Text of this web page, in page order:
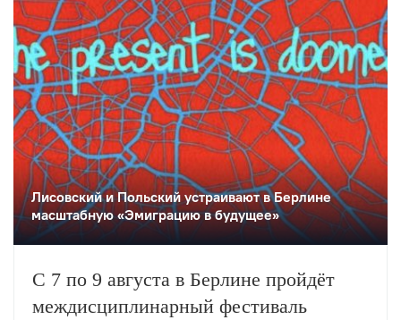
Лисовский и Польский устраивают в Берлине
масштабную «Эмиграцию в будущее»
С 7 по 9 августа в Берлине пройдёт
междисциплинарный фестиваль